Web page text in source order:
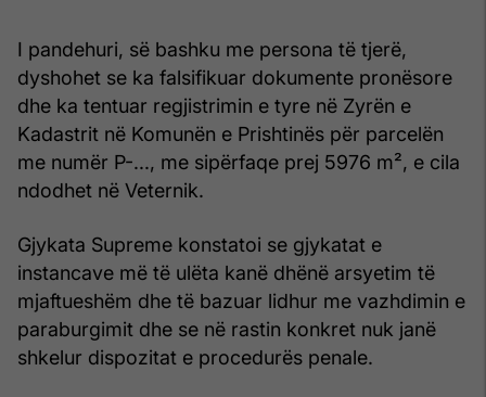
I pandehuri, së bashku me persona të tjerë,
dyshohet se ka falsifikuar dokumente pronësore
dhe ka tentuar regjistrimin e tyre në Zyrën e
Kadastrit në Komunën e Prishtinës për parcelën
me numër P-..., me sipërfaqe prej 5976 m², e cila
ndodhet në Veternik.
Gjykata Supreme konstatoi se gjykatat e
instancave më të ulëta kanë dhënë arsyetim të
mjaftueshëm dhe të bazuar lidhur me vazhdimin e
paraburgimit dhe se në rastin konkret nuk janë
shkelur dispozitat e procedurës penale.